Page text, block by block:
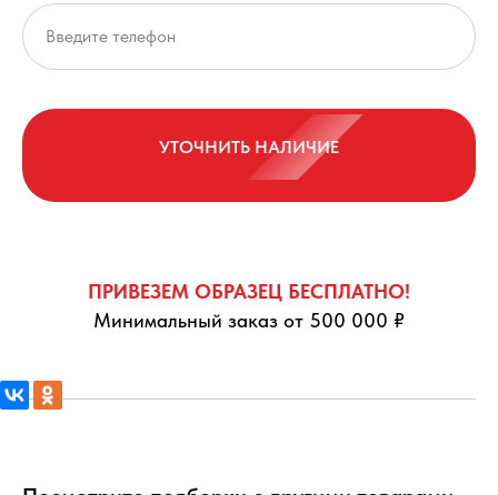
УТОЧНИТЬ НАЛИЧИЕ
ПРИВЕЗЕМ ОБРАЗЕЦ БЕСПЛАТНО!
Минимальный заказ от 500 000 ₽